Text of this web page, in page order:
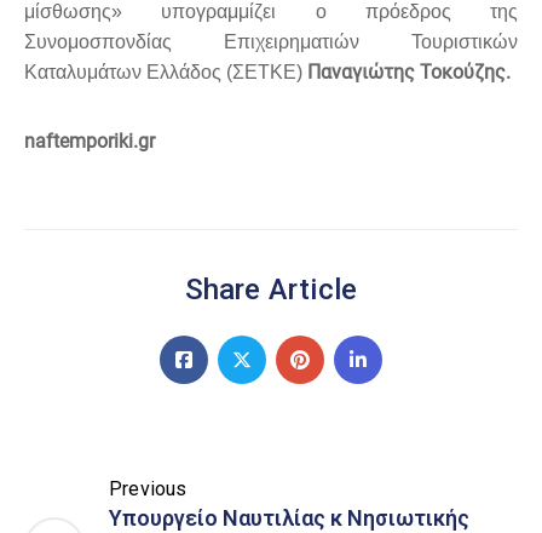
μίσθωσης» υπογραμμίζει ο πρόεδρος της
Συνομοσπονδίας Επιχειρηματιών Τουριστικών
Καταλυμάτων Ελλάδος (ΣΕΤΚΕ) Παναγιώτης Τοκούζης.
naftemporiki.gr
Share Article
Previous
Υπουργείο Ναυτιλίας κ Νησιωτικής